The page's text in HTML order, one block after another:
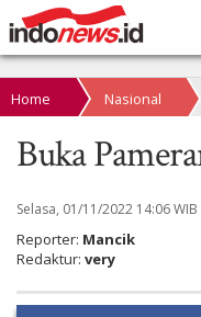
Home Nasional
Buka
Selasa, 01/11/2022 14:06 WIB
Reporter: Mancik
Redaktur: very